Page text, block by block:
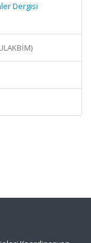
Dergisi